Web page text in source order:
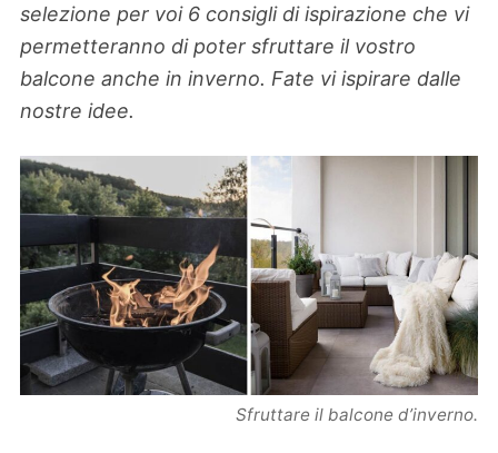
selezione per voi 6 consigli di ispirazione che vi
permetteranno di poter sfruttare il vostro
balcone anche in inverno. Fate vi ispirare dalle
nostre idee.
Sfruttare il balcone d’inverno.